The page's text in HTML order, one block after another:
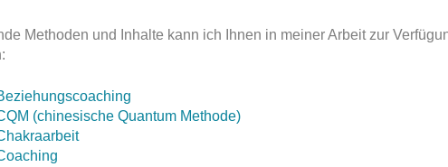
Therapie bei Burnout
Methoden und Inhalte kann ich Ihnen in meiner Arbeit zur
(chinesische Quantum Methode)